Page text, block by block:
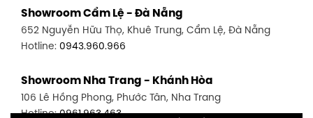
348 Đ. Bạch Đằng, P. 14, Bình Thạnh, TP HCM
Hotline:0902.716.230
591 Hoàng Văn Thụ, P. 4, Tân Bình, TP HCM
Hotline:0906.256.759
Showroom Cẩm Lệ - Đà Nẵng
652 Nguyễn Hữu Thọ, Khuê Trung, Cẩm Lệ, Đà Nẵng
Hotline: 0943.960.966
Showroom Nha Trang - Khánh Hòa
106 Lê Hồng Phong, Phước Tân, Nha Trang
Hotline:0961.963.463